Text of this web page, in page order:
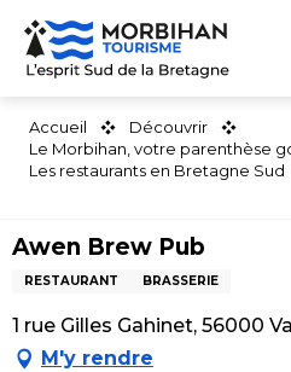
Aller
contenu
Accueil
Découvrir
Le Morbihan, votre parenthèse
Les restaurants en Bretagne Sud
Awen Brew Pub
RESTAURANT BRASSERIE
1 rue Gilles Gahinet, 56000
M'y rendre